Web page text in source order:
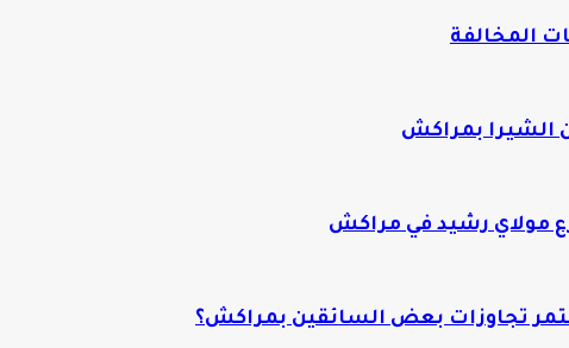
المخالفة
بمراكش
مولاي رشيد في مراكش
تجاوزات بعض السائقين بمراكش؟